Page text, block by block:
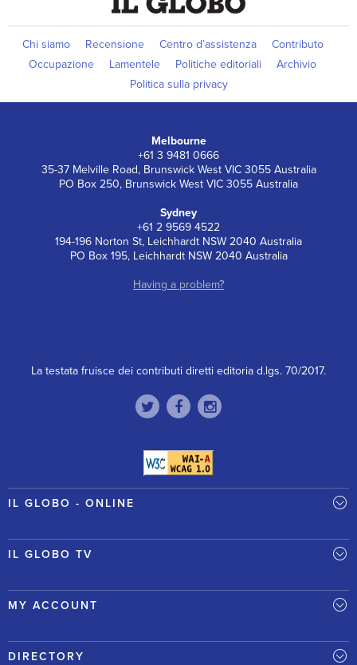
Chi siamo Recensione Centro d’assistenza
Contributo
Occupazione
Lamentele Politiche editoriali
Archivio
Politica sulla privacy
Melbourne
+61 3 9481 0666
35-37 Melville Road, Brunswick West VIC 3055 Australia
PO Box 250, Brunswick West VIC 3055 Australia
Sydney
+61 2 9569 4522
194-196 Norton St, Leichhardt NSW 2040 Australia
PO Box 195, Leichhardt NSW 2040 Australia
Having a problem?
La testata fruisce dei contributi diretti editoria d.lgs. 70/2017.
IL GLOBO - ONLINE
IL GLOBO TV
MY ACCOUNT
DIRECTORY